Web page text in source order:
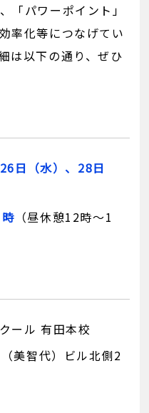
「パワーポイント」
率化等につなげてい
は以下の通り、ぜひ
日（水）、28日
（昼休憩12時～1
ール 有田本校
美智代）ビル北側2